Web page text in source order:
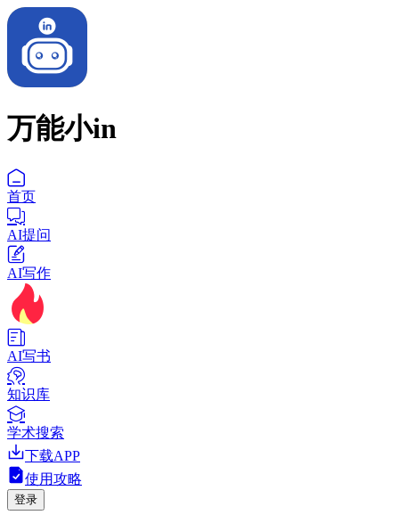
万能小in
首页
AI提问
AI写作
AI写书
知识库
学术搜索
下载APP
使用攻略
登录